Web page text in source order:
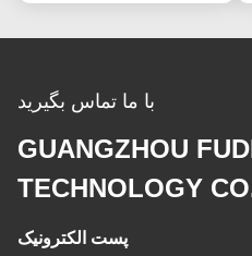
با ما تماس بگیرید
GUANGZHOU
TECHNOLOGY
پست الکترونیک